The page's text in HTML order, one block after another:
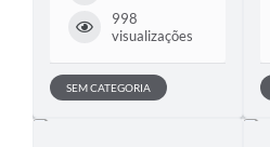
998
visualizações
SEM CATEGORIA